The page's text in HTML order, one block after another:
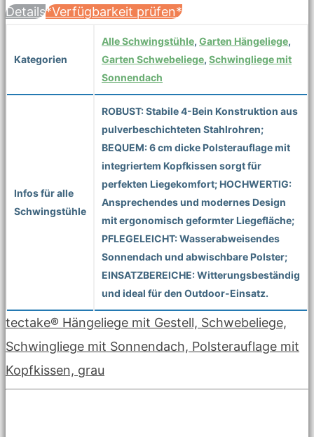
Details*Verfügbarkeit prüfen*
Kategorien
Alle Schwingstühle, Garten Hängeliege,
Garten Schwebeliege, Schwingliege mit
Sonnendach
Infos für alle
Schwingstühle
ROBUST: Stabile 4-Bein Konstruktion aus
pulverbeschichteten Stahlrohren;
BEQUEM: 6 cm dicke Polsterauflage mit
integriertem Kopfkissen sorgt für
perfekten Liegekomfort; HOCHWERTIG:
Ansprechendes und modernes Design
mit ergonomisch geformter Liegefläche;
PFLEGELEICHT: Wasserabweisendes
Sonnendach und abwischbare Polster;
EINSATZBEREICHE: Witterungsbeständig
und ideal für den Outdoor-Einsatz.
tectake® Hängeliege mit Gestell, Schwebeliege,
Schwingliege mit Sonnendach, Polsterauflage mit
Kopfkissen, grau